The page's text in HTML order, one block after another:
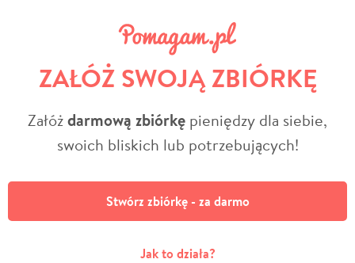
ZAŁÓŻ SWOJĄ ZBIÓRKĘ
Załóżdarmową zbiórkę pieniędzy dla siebie,
swoich bliskich lub potrzebujących!
Stwórz zbiórkę - za darmo
Jak to działa?